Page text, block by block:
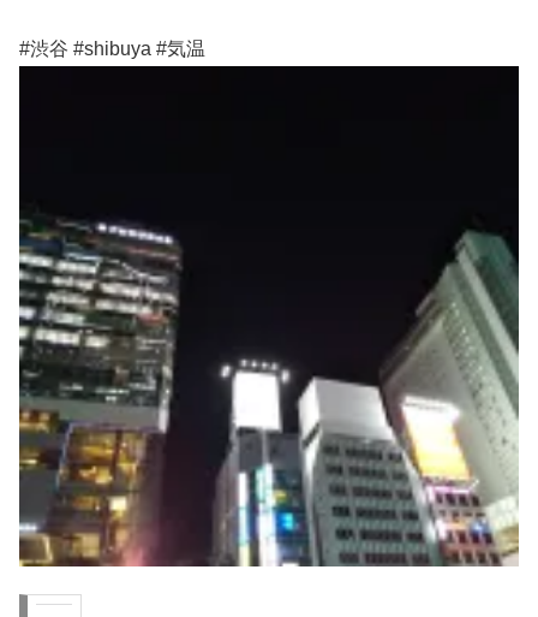
#渋谷 #shibuya #気温